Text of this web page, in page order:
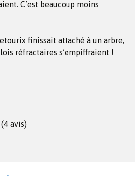
C’est beaucoup moins
finissait attaché à un arbre,
réfractaires s’empiffraient !
(4 avis)